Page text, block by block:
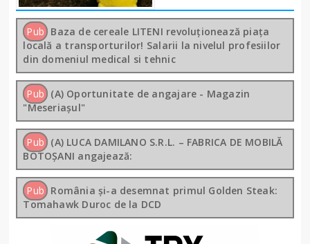
Pub Baza de cereale LITENI revoluționează piața
locală a transporturilor! Salarii la nivelul profesiilor
din domeniul medical si tehnic
Pub (A) Oportunitate de angajare - Magazin
"Meseriașul"
Pub (A) LUCA DAMILANO S.R.L. – FABRICA DE MOBILĂ
BOTOȘANI angajează:
Pub România și-a desemnat primul Golden Steak:
Tomahawk Duroc de la DCD